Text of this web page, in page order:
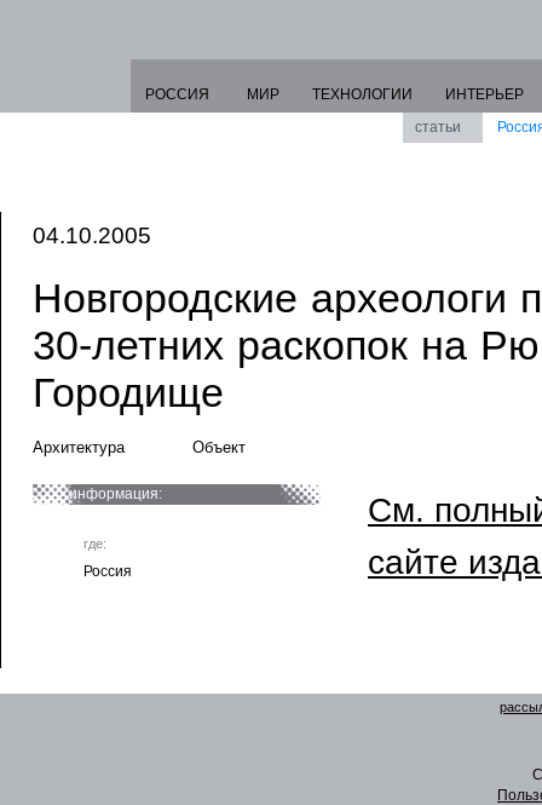
РОССИЯ МИР ТЕХНОЛОГИИ
ИНТЕРЬЕР
статьи
04.10.2005
Новгородские археологи
30-летних раскопок на
Городище
Архитектура Объект
информация:
где:
Россия
См.
сайте